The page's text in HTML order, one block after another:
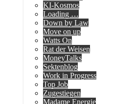
KI-Kosmos
Loading …
Down by Law
Move on up
Watts On
Rat der Weisen
MoneyTalks
Sektenblog
Work in Progress
Top Job
Zugestiegen
Madame Energie